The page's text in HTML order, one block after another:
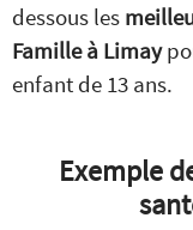
dessous les
Famille à Limay
enfant de 13 ans.
Exemple